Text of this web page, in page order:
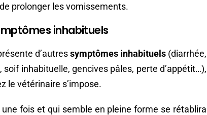
prolonger les vomissements.
inhabituels
d’autressymptômes inhabituels(diarrhée,
inhabituelle, gencives pâles, perte d’appétit…),
le vétérinaire s’impose.
fois et qui semble en pleine forme se rétablira